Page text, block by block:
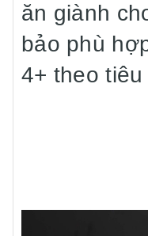
ăn giành
bảo phù
4+ theo